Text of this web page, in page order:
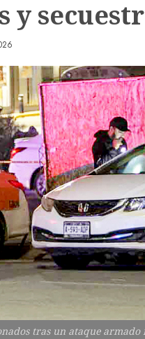
tras un ataque armado